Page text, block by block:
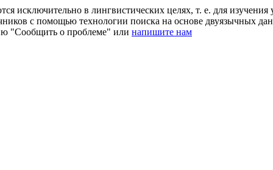
исключительно в лингвистических целях, т. е. для
с помощью технологии поиска на основе двуязычных
"Сообщить о проблеме" или напишите нам